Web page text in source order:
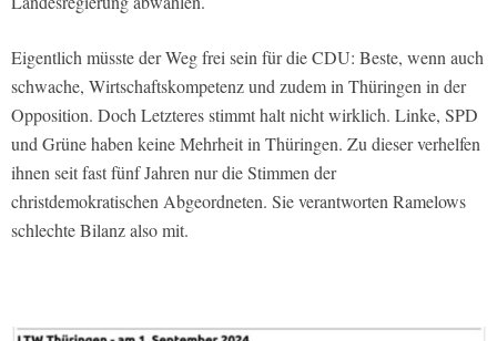
Eigentlich müsste der Weg frei sein für die CDU: Beste, wenn auch
schwache, Wirtschaftskompetenz und zudem in Thüringen in der
Opposition. Doch Letzteres stimmt halt nicht wirklich. Linke, SPD
und Grüne haben keine Mehrheit in Thüringen. Zu dieser verhelfen
ihnen seit fast fünf Jahren nur die Stimmen der
christdemokratischen Abgeordneten. Sie verantworten Ramelows
schlechte Bilanz also mit.